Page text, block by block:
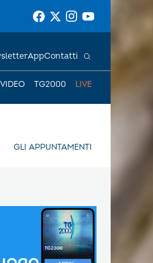
VIDEO TG2000 LIVE
AppContatti
GLI APPUNTAMENTI